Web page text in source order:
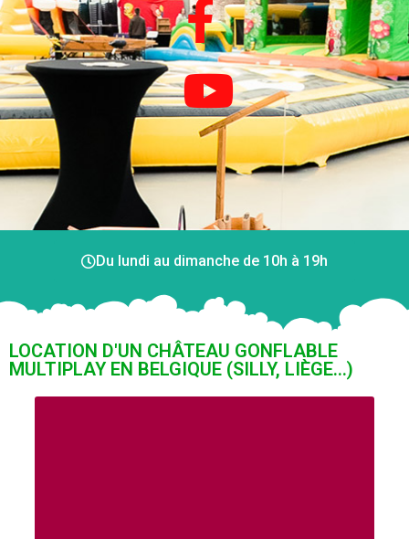
Du lundi au dimanche de 10h à 19h
LOCATION D'UN CHÂTEAU GONFLABLE
MULTIPLAY EN BELGIQUE (SILLY, LIÈGE...)